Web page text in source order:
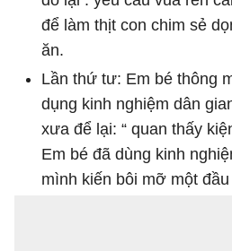
để làm thịt con chim sẻ
ăn.
Lần thứ tư: Em bé thông
dụng kinh nghiệm dân
xưa để lại: “ quan thấy
Em bé đã dùng kinh
mình kiến bôi mỡ một